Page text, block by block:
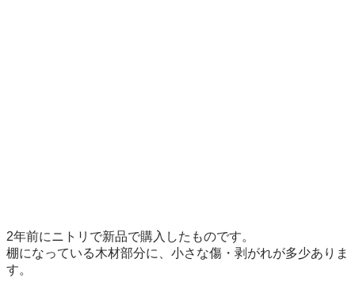
2年前にニトリで新品で購入したものです。
棚になっている木材部分に、小さな傷・剥がれが多少ありま
す。